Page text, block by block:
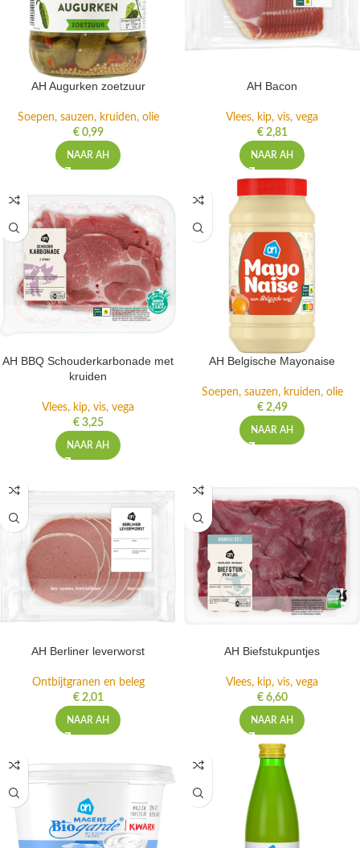
AH Augurken zoetzuur
Soepen, sauzen, kruiden, olie
€0,99
NAAR AH
AH Bacon
Vlees, kip, vis, vega
€2,81
NAAR AH
AH BBQ Schouderkarbonade met
kruiden
Vlees, kip, vis, vega
€3,25
NAAR AH
AH Belgische Mayonaise
Soepen, sauzen, kruiden, olie
€2,49
NAAR AH
AH Berliner leverworst
Ontbijtgranen en beleg
€2,01
NAAR AH
AH Biefstukpuntjes
Vlees, kip, vis, vega
€6,60
NAAR AH